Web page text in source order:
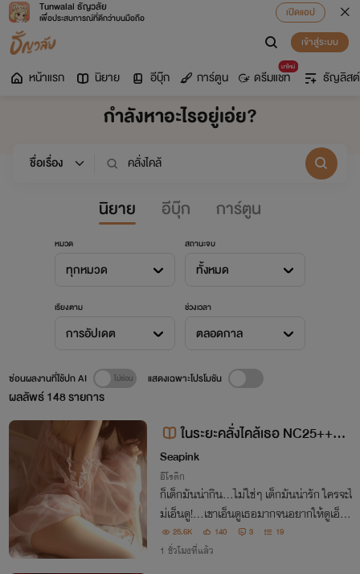
Tunwalai ธัญวลัย
เพื่อประสบการณ์ที่ดีกว่าบนมือถือ
เปิดแอป
เข้าสู่ระบบ
หน้าแรก นิยาย อีบุ๊ก การ์ตูน
มาใหม่
ดรีมแชท ธัญลิสต์
กำลังหาอะไรอยู่เอ่ย?
นิยาย อีบุ๊ก การ์ตูน
หมวด
ทุกหมวด
สถานะจบ
ทั้งหมด
เรียงตาม
การอัปเดต
ช่วงเวลา
ตลอดกาล
ผลลัพธ์148รายการ
ซ่อนผลงานที่ใช้ปก AI แสดงเฉพาะโปรโมชัน
ในระยะคลั่งไคล้เธอ NC25++++
[อ่านฟรีไม่ติดเหรียญ]
Seapink
อีโรติก
ก็เด็กมันน่ากิน…ไม่ใช่ๆ เด็กมันน่ารัก ใครจะไ
ม่เอ็นดู!…เขาเอ็นดูเธอมากจนอยากให้ดูเอ็นเ
ชียวล่ะ และเขาก็ชอบดูแล มั่นเอา!!..อก เอ
า!!..ใจ เธอมากด้วย
25.6K 140 3 19
1 ชั่วโมงที่แล้ว